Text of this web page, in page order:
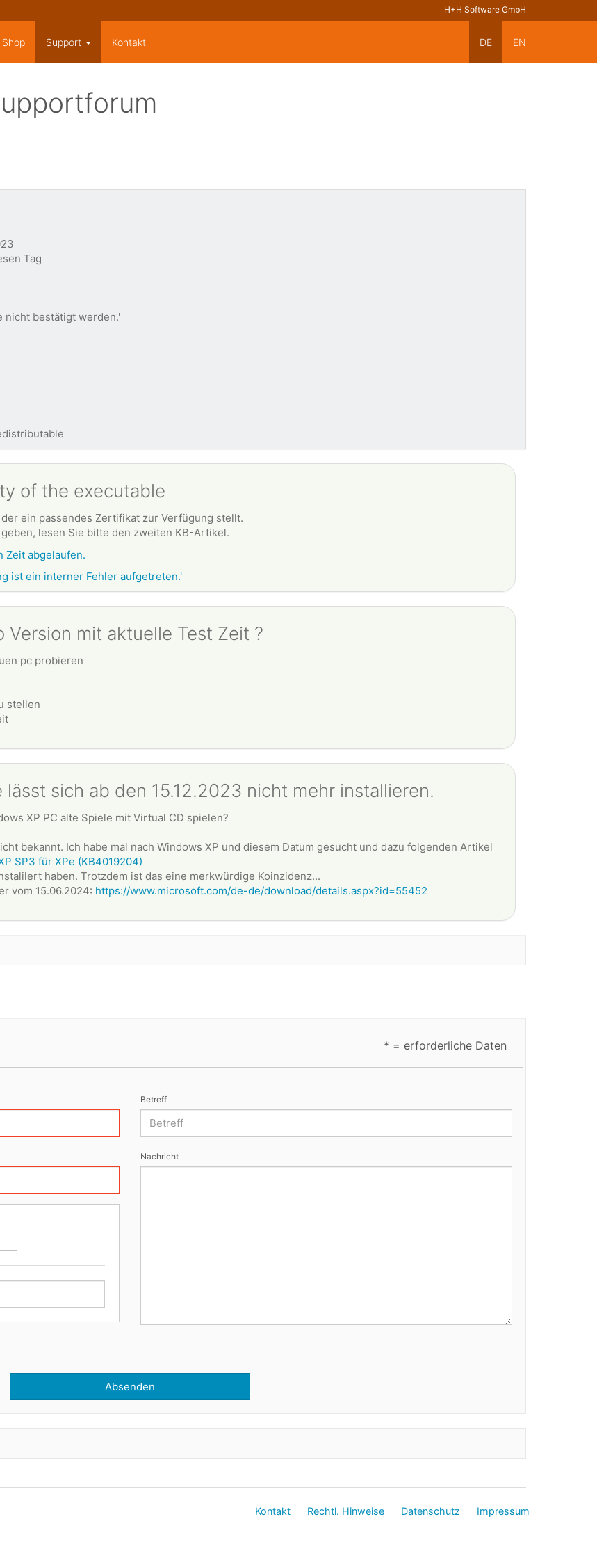
H+H Software GmbH
Shop Support Kontakt DE EN
Tag
nicht bestätigt werden.'
of the executable
ein passendes Zertifikat zur Verfügung stellt.
lesen Sie bitte den zweiten KB-Artikel.
Zeit abgelaufen.
ist ein interner Fehler aufgetreten.'
mit aktuelle Test Zeit ?
pc probieren
stellen
sich ab den 15.12.2023 nicht mehr installieren.
XP PC alte Spiele mit Virtual CD spielen?
bekannt. Ich habe mal nach Windows XP und diesem Datum gesucht und dazu folgenden Artikel
SP3 für XPe (KB4019204)
haben. Trotzdem ist das eine merkwürdige Koinzidenz...
vom 15.06.2024: https://www.microsoft.com/de-de/download/details.aspx?id=55452
* = erforderliche Daten
Betreff
Nachricht
Absenden
Kontakt Rechtl. Hinweise Datenschutz Impressum